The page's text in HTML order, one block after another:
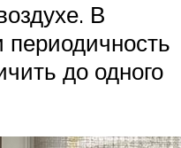
В
периодичность
до одного